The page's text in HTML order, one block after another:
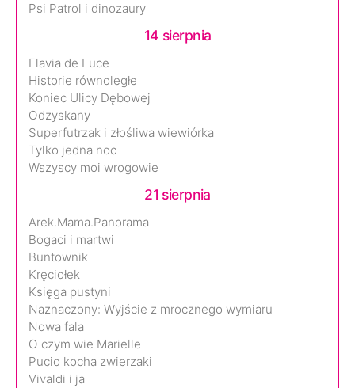
Psi Patrol i dinozaury
14 sierpnia
Flavia de Luce
Historie równoległe
Koniec Ulicy Dębowej
Odzyskany
Superfutrzak i złośliwa wiewiórka
Tylko jedna noc
Wszyscy moi wrogowie
21 sierpnia
Arek.Mama.Panorama
Bogaci i martwi
Buntownik
Kręciołek
Księga pustyni
Naznaczony: Wyjście z mrocznego wymiaru
Nowa fala
O czym wie Marielle
Pucio kocha zwierzaki
Vivaldi i ja